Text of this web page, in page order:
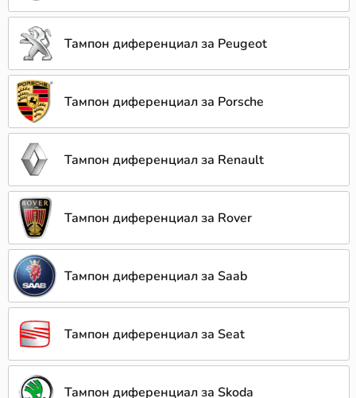
Тампон диференциал за Peugeot
Тампон диференциал за Porsche
Тампон диференциал за Renault
Тампон диференциал за Rover
Тампон диференциал за Saab
Тампон диференциал за Seat
Тампон диференциал за Skoda